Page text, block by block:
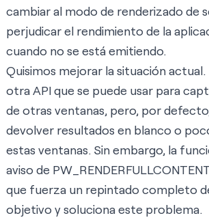
cambiar al modo de renderizado de
perjudicar el rendimiento de la
cuando no se está emitiendo.
Quisimos mejorar la situación actual.
otra API que se puede usar para
de otras ventanas, pero, por
devolver resultados en blanco o
estas ventanas. Sin embargo, la
aviso de
que fuerza un repintado completo
objetivo y soluciona este problema.